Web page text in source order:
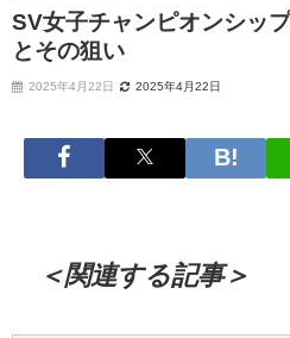
SV女子チャンピオンシッ
とその狙い
2025年4月22日 2025年4月22日
＜関連する記事＞